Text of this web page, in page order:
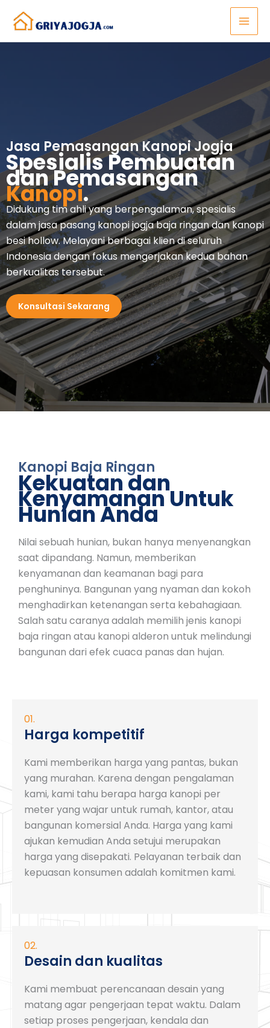
konten
Jasa Pemasangan Kanopi Jogja
Spesialis Pembuatan
dan Pemasangan
Kanopi.
Didukung tim ahli yang berpengalaman, spesialis
dalam jasa pasang kanopi jogja baja ringan dan kanopi
besi hollow. Melayani berbagai klien di seluruh
Indonesia dengan fokus mengerjakan kedua bahan
berkualitas tersebut.
Konsultasi Sekarang
Kanopi Baja Ringan
Kekuatan dan
Kenyamanan Untuk
Hunian Anda
Nilai sebuah hunian, bukan hanya menyenangkan
saat dipandang. Namun, memberikan
kenyamanan dan keamanan bagi para
penghuninya. Bangunan yang nyaman dan kokoh
menghadirkan ketenangan serta kebahagiaan.
Salah satu caranya adalah memilih jenis kanopi
baja ringan atau kanopi alderon untuk melindungi
bangunan dari efek cuaca panas dan hujan.
01.
Harga kompetitif
Kami memberikan harga yang pantas, bukan
yang murahan. Karena dengan pengalaman
kami, kami tahu berapa harga kanopi per
meter yang wajar untuk rumah, kantor, atau
bangunan komersial Anda. Harga yang kami
ajukan kemudian Anda setujui merupakan
harga yang disepakati. Pelayanan terbaik dan
kepuasan konsumen adalah komitmen kami.
02.
Desain dan kualitas
Kami membuat perencanaan desain yang
matang agar pengerjaan tepat waktu. Dalam
setiap proses pengerjaan, kendala dan